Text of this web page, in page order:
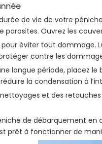
de vie de votre
Ouvrez les
éviter tout dommage.
contre les
longue période, placez
la condensation à
et des
de débarquement
prêt à fonctionner de